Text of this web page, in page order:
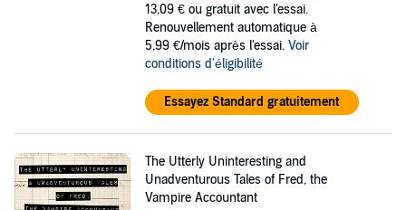
©2014 Drew Hayes (P)2020 GraphicAudio
13,09 € ou gratuit avec l'essai.
Renouvellement automatique à
5,99 €/mois après l'essai. Voir
conditions d'éligibilité
Essayez Standard gratuitement
The Utterly Uninteresting and
Unadventurous Tales of Fred, the
Vampire Accountant